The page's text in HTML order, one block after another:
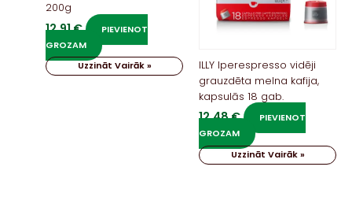
200g
12,91€
PIEVIENOT
GROZAM
Uzzināt Vairāk »
ILLY Iperespresso vidēji
grauzdēta melna kafija,
kapsulās 18 gab.
12,48€
PIEVIENOT
GROZAM
Uzzināt Vairāk »